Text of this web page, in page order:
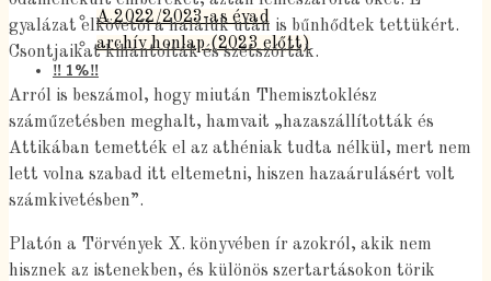
A 2022/2023-as évad
archív honlap (2023 előtt)
‼️ 1%‼️
gyalázat elkövetői a haláluk után is bűnhődtek tettükért.
Csontjaikat kihantolták és szétszórták.
Arról is beszámol, hogy miután Themisztoklész
száműzetésben meghalt, hamvait „hazaszállították és
Attikában temették el az athéniak tudta nélkül, mert nem
lett volna szabad itt eltemetni, hiszen hazaárulásért volt
számkivetésben”.
Platón a Törvények X. könyvében ír azokról, akik nem
hisznek az istenekben, és különös szertartásokon törik